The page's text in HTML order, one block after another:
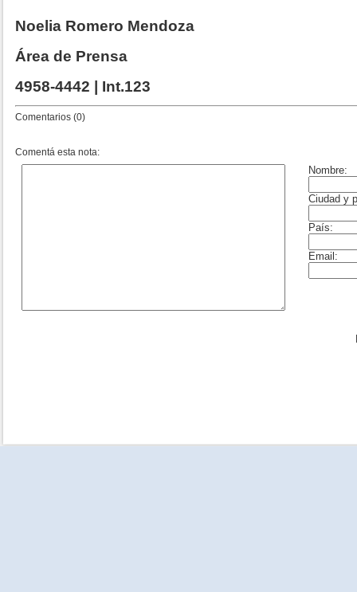
Noelia Romero Mendoza
Área de Prensa
4958-4442 | Int.123
Comentarios (0)
Comentá esta nota: